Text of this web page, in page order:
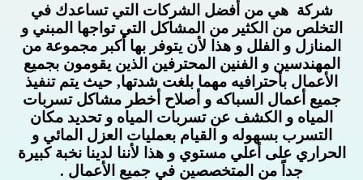
شركة هي من أفضل الشركات التي تساعدك في
التخلص من الكثير من المشاكل التي تواجها المبني و
المنازل و الفلل و هذا لأن يتوفر بها أكبر مجموعة من
المهندسين و الفنين المحترفين الذين يقومون بجميع
الأعمال بأحترافيه مهما بلغت شدتها, حيث يتم تنفيذ
جميع أعمال السباكه و أصلاح أخطر مشاكل تسربات
المياه و الكشف عن تسربات المياه و تحديد مكان
التسرب بسهوله و القيام بعمليات العزل المائي و
الحراري على أعلي مستوي و هذا لأننا لدينا نخبة كبيرة
جداً من المتخصصين في جميع الأعمال .